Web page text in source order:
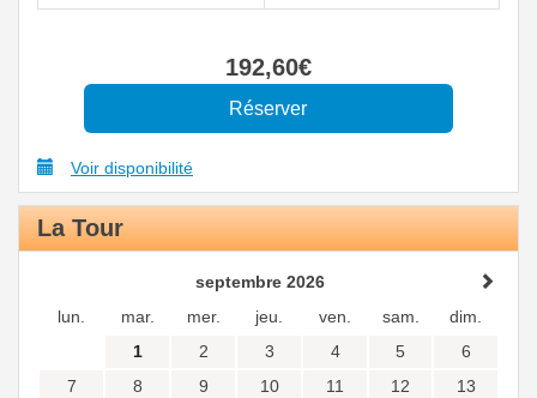
192,60€
Voir disponibilité
La Tour
septembre 2026
lun.
mar. mer. jeu. ven. sam.
dim.
1
2 3 4 5
6
7
8 9 10 11 12
13